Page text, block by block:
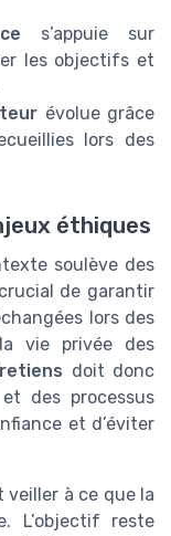
s’appuie sur
les objectifs et
évolue grâce
lors des
éthiques
soulève des
de garantir
lors des
vie privée des
doit donc
des processus
et d’éviter
veiller à ce que la
L’objectif reste